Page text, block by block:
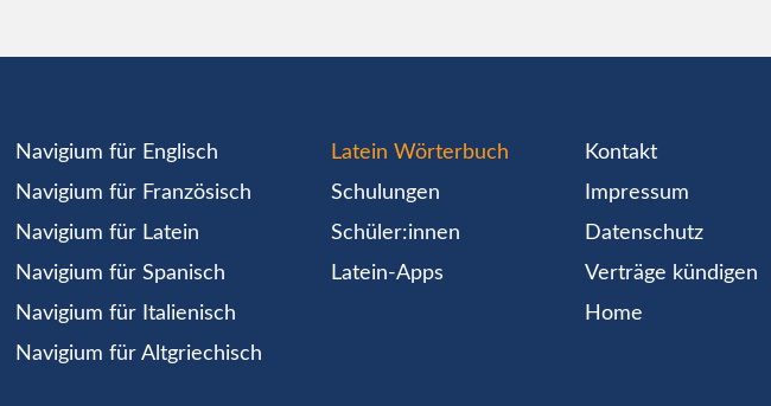
Navigium für Englisch
Navigium für Französisch
Navigium für Latein
Navigium für Spanisch
Navigium für Italienisch
Navigium für Altgriechisch
Latein Wörterbuch
Schulungen
Schüler:innen
Latein-Apps
Kontakt
Impressum
Datenschutz
Verträge kündigen
Home